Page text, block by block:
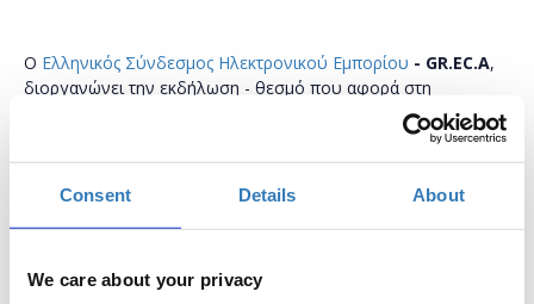
Consent Details About
We care about your privacy
Ο Ελληνικός Σύνδεσμος Ηλεκτρονικού Εμπορίου - GR.EC.A,
διοργανώνει την εκδήλωση - θεσμό που αφορά στη
δικτύωση των στελεχών του κλάδου του eCommerce. Το
θα πραγματοποιηθεί
τηνΤετάρτη 19 Ιουνίου 2019στις18:00στοGazarte
Τα στελέχη και οι επαγγελματίες από το χώρο του
Ηλεκτρονικού Εμπορίου (ηλεκτρονικά καταστήματα και
δικτυωθούν και να πραγματοποιήσουν νέες